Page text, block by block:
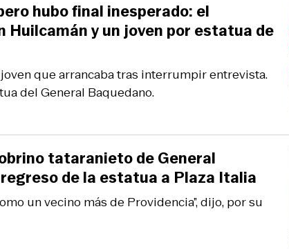
que arrancaba tras interrumpir entrevista.
del General Baquedano.
hubo final inesperado: el
Huilcamán y un joven por estatua de
un vecino más de Providencia”, dijo, por su
tataranieto de General
de la estatua a Plaza Italia